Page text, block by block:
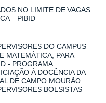
NO LIMITE DE VAGAS
– PIBID
DO CAMPUS
MATEMÁTICA, PARA
- PROGRAMA
À DOCÊNCIA DA
DE CAMPO MOURÃO.
BOLSISTAS –